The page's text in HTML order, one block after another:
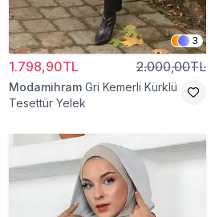
3
1.798,90TL 2.000,00TL
Modamihram Gri Kemerli Kürklü
Tesettür Yelek